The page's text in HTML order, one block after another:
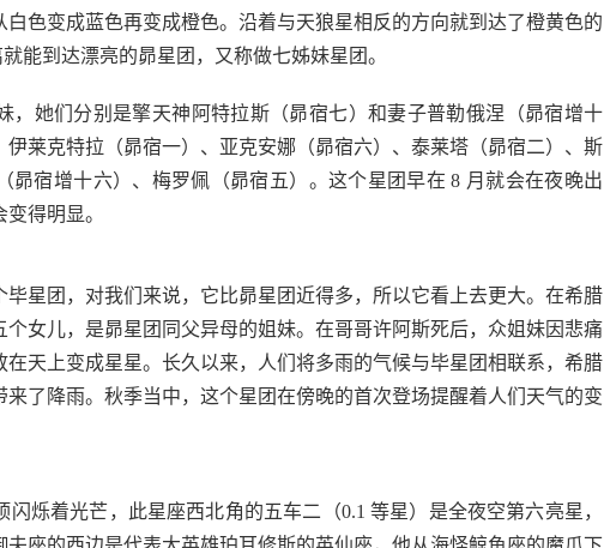
色变成蓝色再变成橙色。沿着与天狼星相反的方向就到达了橙黄色的
能到达漂亮的昴星团，又称做七姊妹星团。
，她们分别是擎天神阿特拉斯（昴宿七）和妻子普勒俄涅（昴宿增十
莱克特拉（昴宿一）、亚克安娜（昴宿六）、泰莱塔（昴宿二）、斯
昴宿增十六）、梅罗佩（昴宿五）。这个星团早在 8 月就会在夜晚出
得明显。
星团，对我们来说，它比昴星团近得多，所以它看上去更大。在希腊
女儿，是昴星团同父异母的姐妹。在哥哥许阿斯死后，众姐妹因悲痛
天上变成星星。长久以来，人们将多雨的气候与毕星团相联系，希腊
来了降雨。秋季当中，这个星团在傍晚的首次登场提醒着人们天气的变
烁着光芒，此星座西北角的五车二（0.1 等星）是全夜空第六亮星，